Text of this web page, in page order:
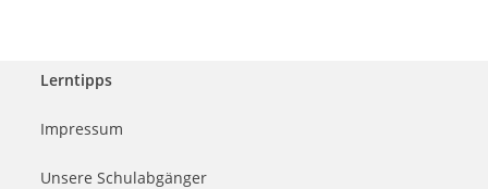
Lerntipps
Impressum
Unsere Schulabgänger